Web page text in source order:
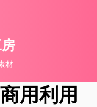
材
用利用